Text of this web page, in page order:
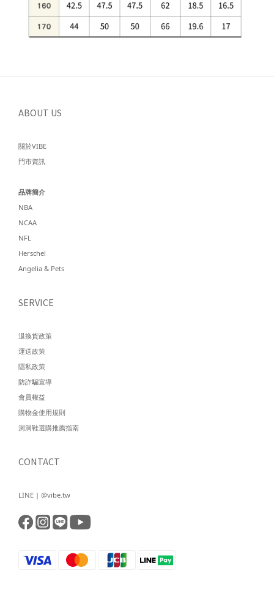
ABOUT US
關於VIBE
門市資訊
品牌簡介
NBA
NCAA
NFL
Herschel
Angelia & Pets
SERVICE
退換貨政策
運送政策
隱私政策
防詐騙宣導
會員權益
購物金使用規則
洞洞鞋選購推薦指南
CONTACT
LINE | @vibe.tw